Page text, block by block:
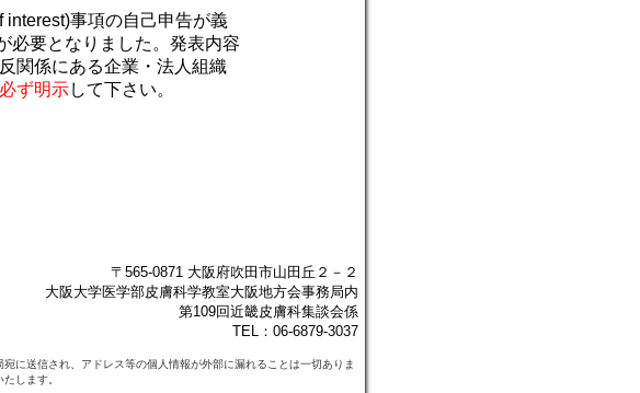
事項の自己申告が義
必要となりました。発表内容
関係にある企業・法人組織
ず明示して下さい。
〒565-0871 大阪府吹田市山田丘２－２
大阪大学医学部皮膚科学教室大阪地方会事務局内
第109回近畿皮膚科集談会係
TEL：06-6879-3037
に送信され、アドレス等の個人情報が外部に漏れることは一切ありま
します。